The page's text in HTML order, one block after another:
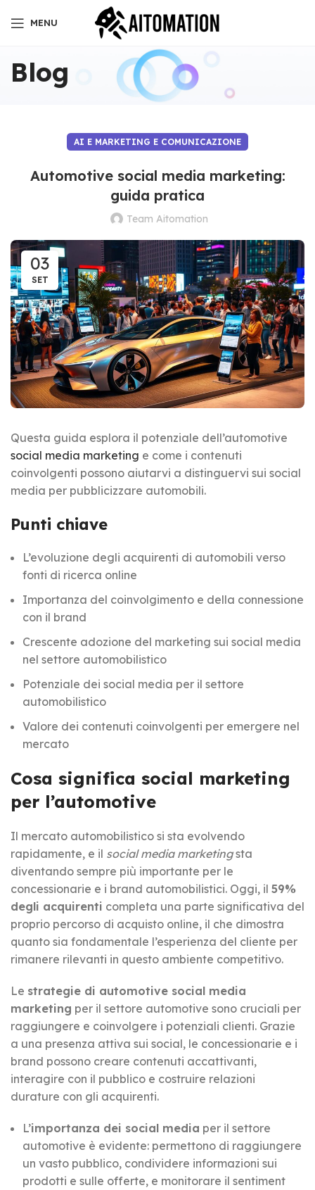
MENU
Blog
AI E MARKETING E COMUNICAZIONE
Automotive social media marketing:
guida pratica
Team Aitomation
03
SET
Questa guida esplora il potenziale dell’automotive
social media marketing e come i contenuti
coinvolgenti possono aiutarvi a distinguervi sui social
media per pubblicizzare automobili.
Punti chiave
L’evoluzione degli acquirenti di automobili verso
fonti di ricerca online
Importanza del coinvolgimento e della connessione
con il brand
Crescente adozione del marketing sui social media
nel settore automobilistico
Potenziale dei social media per il settore
automobilistico
Valore dei contenuti coinvolgenti per emergere nel
mercato
Cosa significa social marketing
per l’automotive
Il mercato automobilistico si sta evolvendo
rapidamente, e il social media marketingsta
diventando sempre più importante per le
concessionarie e i brand automobilistici. Oggi, il 59%
degli acquirenti completa una parte significativa del
proprio percorso di acquisto online, il che dimostra
quanto sia fondamentale l’esperienza del cliente per
rimanere rilevanti in questo ambiente competitivo.
Le strategie di automotive social media
marketing per il settore automotive sono cruciali per
raggiungere e coinvolgere i potenziali clienti. Grazie
a una presenza attiva sui social, le concessionarie e i
brand possono creare contenuti accattivanti,
interagire con il pubblico e costruire relazioni
durature con gli acquirenti.
L’importanza dei social media per il settore
automotive è evidente: permettono di raggiungere
un vasto pubblico, condividere informazioni sui
prodotti e sulle offerte, e monitorare il sentiment